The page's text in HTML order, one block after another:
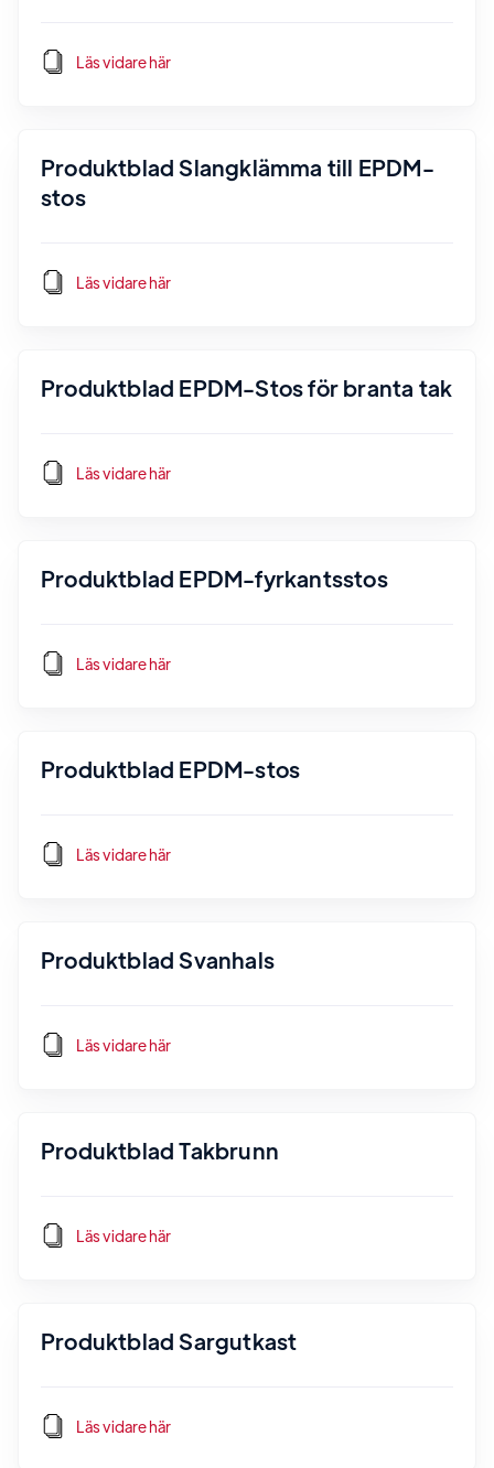
Läs vidare här
Produktblad Slangklämma till EPDM-
stos
Läs vidare här
Produktblad EPDM-Stos för branta tak
Läs vidare här
Produktblad EPDM-fyrkantsstos
Läs vidare här
Produktblad EPDM-stos
Läs vidare här
Produktblad Svanhals
Läs vidare här
Produktblad Takbrunn
Läs vidare här
Produktblad Sargutkast
Läs vidare här